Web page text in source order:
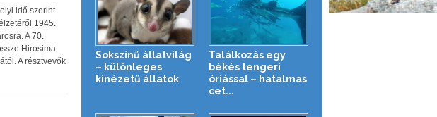
idő szerint
1945.
A 70.
Hirosima
A résztvevők
Sokszínű állatvilág
– különleges
kinézetű állatok
Találkozás egy
békés tengeri
óriással – hatalmas
cet...